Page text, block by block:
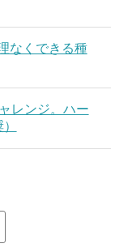
なくできる種
レンジ。ハー